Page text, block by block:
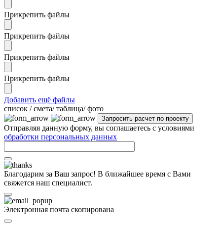
Прикрепить файлы
Прикрепить файлы
Прикрепить файлы
Прикрепить файлы
Добавить ещё файлы
cписок / смета/ таблица/ фото
Отправляя данную форму, вы соглашаетесь с условиями
обработки персональных данных
Благодарим за Ваш запрос! В ближайшее время с Вами
свяжется наш специалист.
Электронная почта скопирована